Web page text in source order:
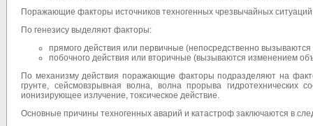
Поражающие факторы источников техногенных чрезвычайных
По генезису выделяют факторы:
прямого действия или первичные (непосредственно
побочного действия или вторичные (вызываются изменением
По механизму действия поражающие факторы подразделяют на
грунте, сейсмовзрывная волна, волна прорыва гидротехнических
ионизирующее излучение, токсическое действие.
Основные причины техногенных аварий и катастроф заключаются в